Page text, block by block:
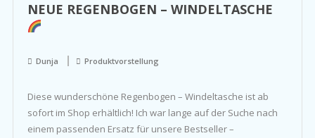
NEUE REGENBOGEN – WINDELTASCHE
Dunja Produktvorstellung
Diese wunderschöne Regenbogen – Windeltasche ist ab
sofort im Shop erhältlich! Ich war lange auf der Suche nach
einem passenden Ersatz für unsere Bestseller –